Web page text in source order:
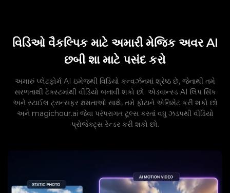
વિડિઓ વૈકલ્પિક માટે અમારી મેજિક અવર AI
છબી શા માટે પસંદ કરો
અમારું પ્લેટફોર્મ AI ઇમેજથી વિડિયો કન્વર્ઝનમાં શ્રેષ્ઠ છે, જેનાથી તમે
સરળતાથી ટેક્સ્ટમાંથી વીડિયો બનાવી શકો છો. એડવાન્સ્ડ AI લિપ સિંક
અને સ્ટાઈલ ટ્રાન્સફર ક્ષમતાઓ સાથે, તમે ફોટાને એનિમેટ કરી શકો છો
અને magichour.ai જેવા પરંપરાગત ટૂલ્સ કરતાં વધુ ઝડપથી વીડિયો
પ્રોજેક્ટ્સ રેન્ડર કરી શકો છો.